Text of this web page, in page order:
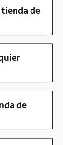
tienda de
de